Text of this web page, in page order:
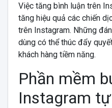
Việc tăng bình luận trên
tăng hiệu quả các chiến
trên Instagram. Những
dùng có thể thúc đẩy
khách hàng tiềm năng.
Phần mềm
Instagram